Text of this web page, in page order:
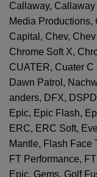
Callaway,
Media
Capital, Chev,
Chrome Soft X,
CUATER, Cuater
Dawn Patrol,
anders, DFX,
Epic, Epic Flash,
ERC, ERC Soft,
Mantle, Flash Face
FT Performance,
Epic, Gems, Golf